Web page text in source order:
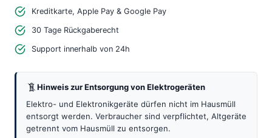
Leistungsstarkes
ILI9341
LCD
mit
Touch
Menge
Kreditkarte, Apple Pay & Google Pay
30 Tage Rückgaberecht
Support innerhalb von 24h
Hinweis zur Entsorgung von Elektrogeräten
Elektro- und Elektronikgeräte dürfen nicht im Hausmüll
entsorgt werden. Verbraucher sind verpflichtet, Altgeräte
getrennt vom Hausmüll zu entsorgen.